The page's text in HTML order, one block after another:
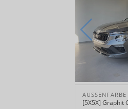
AUSSENFARBE
[5X5X] Graphit